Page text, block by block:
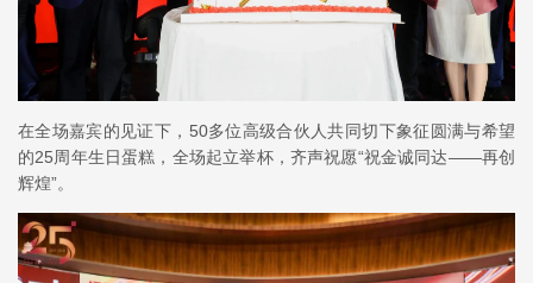
在全场嘉宾的见证下，50多位高级合伙人共同切下象征圆满与希望
的25周年生日蛋糕，全场起立举杯，齐声祝愿“祝金诚同达——再创
辉煌”。